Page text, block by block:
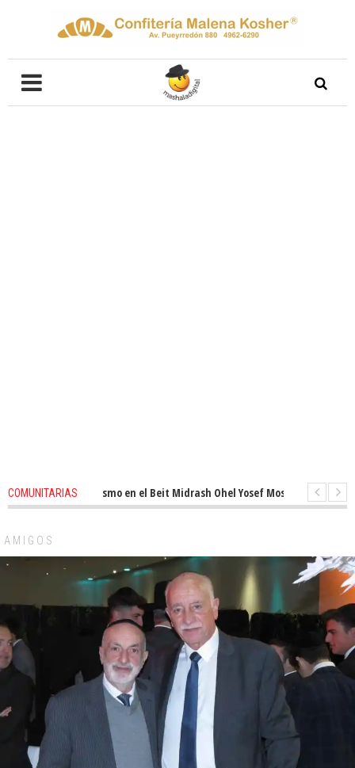
COMUNITARIAS
entusiasmo en el Beit Midrash Ohel Yosef Moshe 1 months ago
AMIGOS